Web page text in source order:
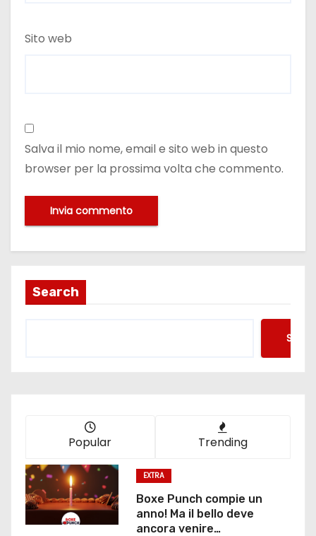
Sito web
Salva il mio nome, email e sito web in questo
browser per la prossima volta che commento.
Search
Popular Trending
EXTRA
Boxe Punch compie un
anno! Ma il bello deve
ancora venire…